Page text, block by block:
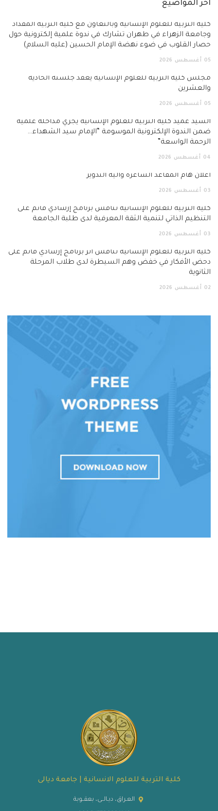
آخر المواضيع
كلية التربية للعلوم الإنسانية وبالتعاون مع كلية التربية المقداد
وجامعة الزهراء في طهران تشارك في ندوة علمية إلكترونية حول
حصار القلوب في ضوء نهضة الإمام الحسين (عليه السلام)
05 أغسطس 2026
مجلس كلية التربية للعلوم الإنسانية يعقد جلسته الحادية
والعشرين
05 أغسطس 2026
السيد عميد كلية التربية للعلوم الإنسانية يجري مداخلة علمية
ضمن الندوة الإلكترونية الموسومة “الإمام سيد الشهداء…
الرحمة الواسعة”
04 أغسطس 2026
اعلان هام المقاعد الشاغرة وآلية التدوير
03 أغسطس 2026
كلية التربية للعلوم الإنسانية تناقش برنامج إرشادي قائم على
التنظيم الذاتي لتنمية الثقة المعرفية لدى طلبة الجامعة
03 أغسطس 2026
كلية التربية للعلوم الإنسانية تناقش أثر برنامج إرشادي قائم على
دحض الأفكار في خفض وهم السيطرة لدى طلاب المرحلة
الثانوية
02 أغسطس 2026
كلية التربية للعلوم الانسانية | جامعة ديالى
العـراق، ديـالــى، بعقــوبة